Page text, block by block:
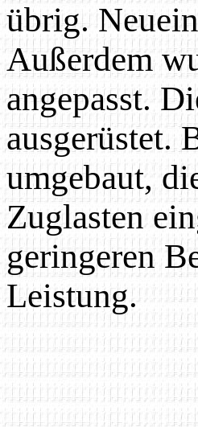
übrig.
Außerdem
angepasst.
ausgerüstet.
umgebaut,
Zuglasten
geringeren
Leistung.